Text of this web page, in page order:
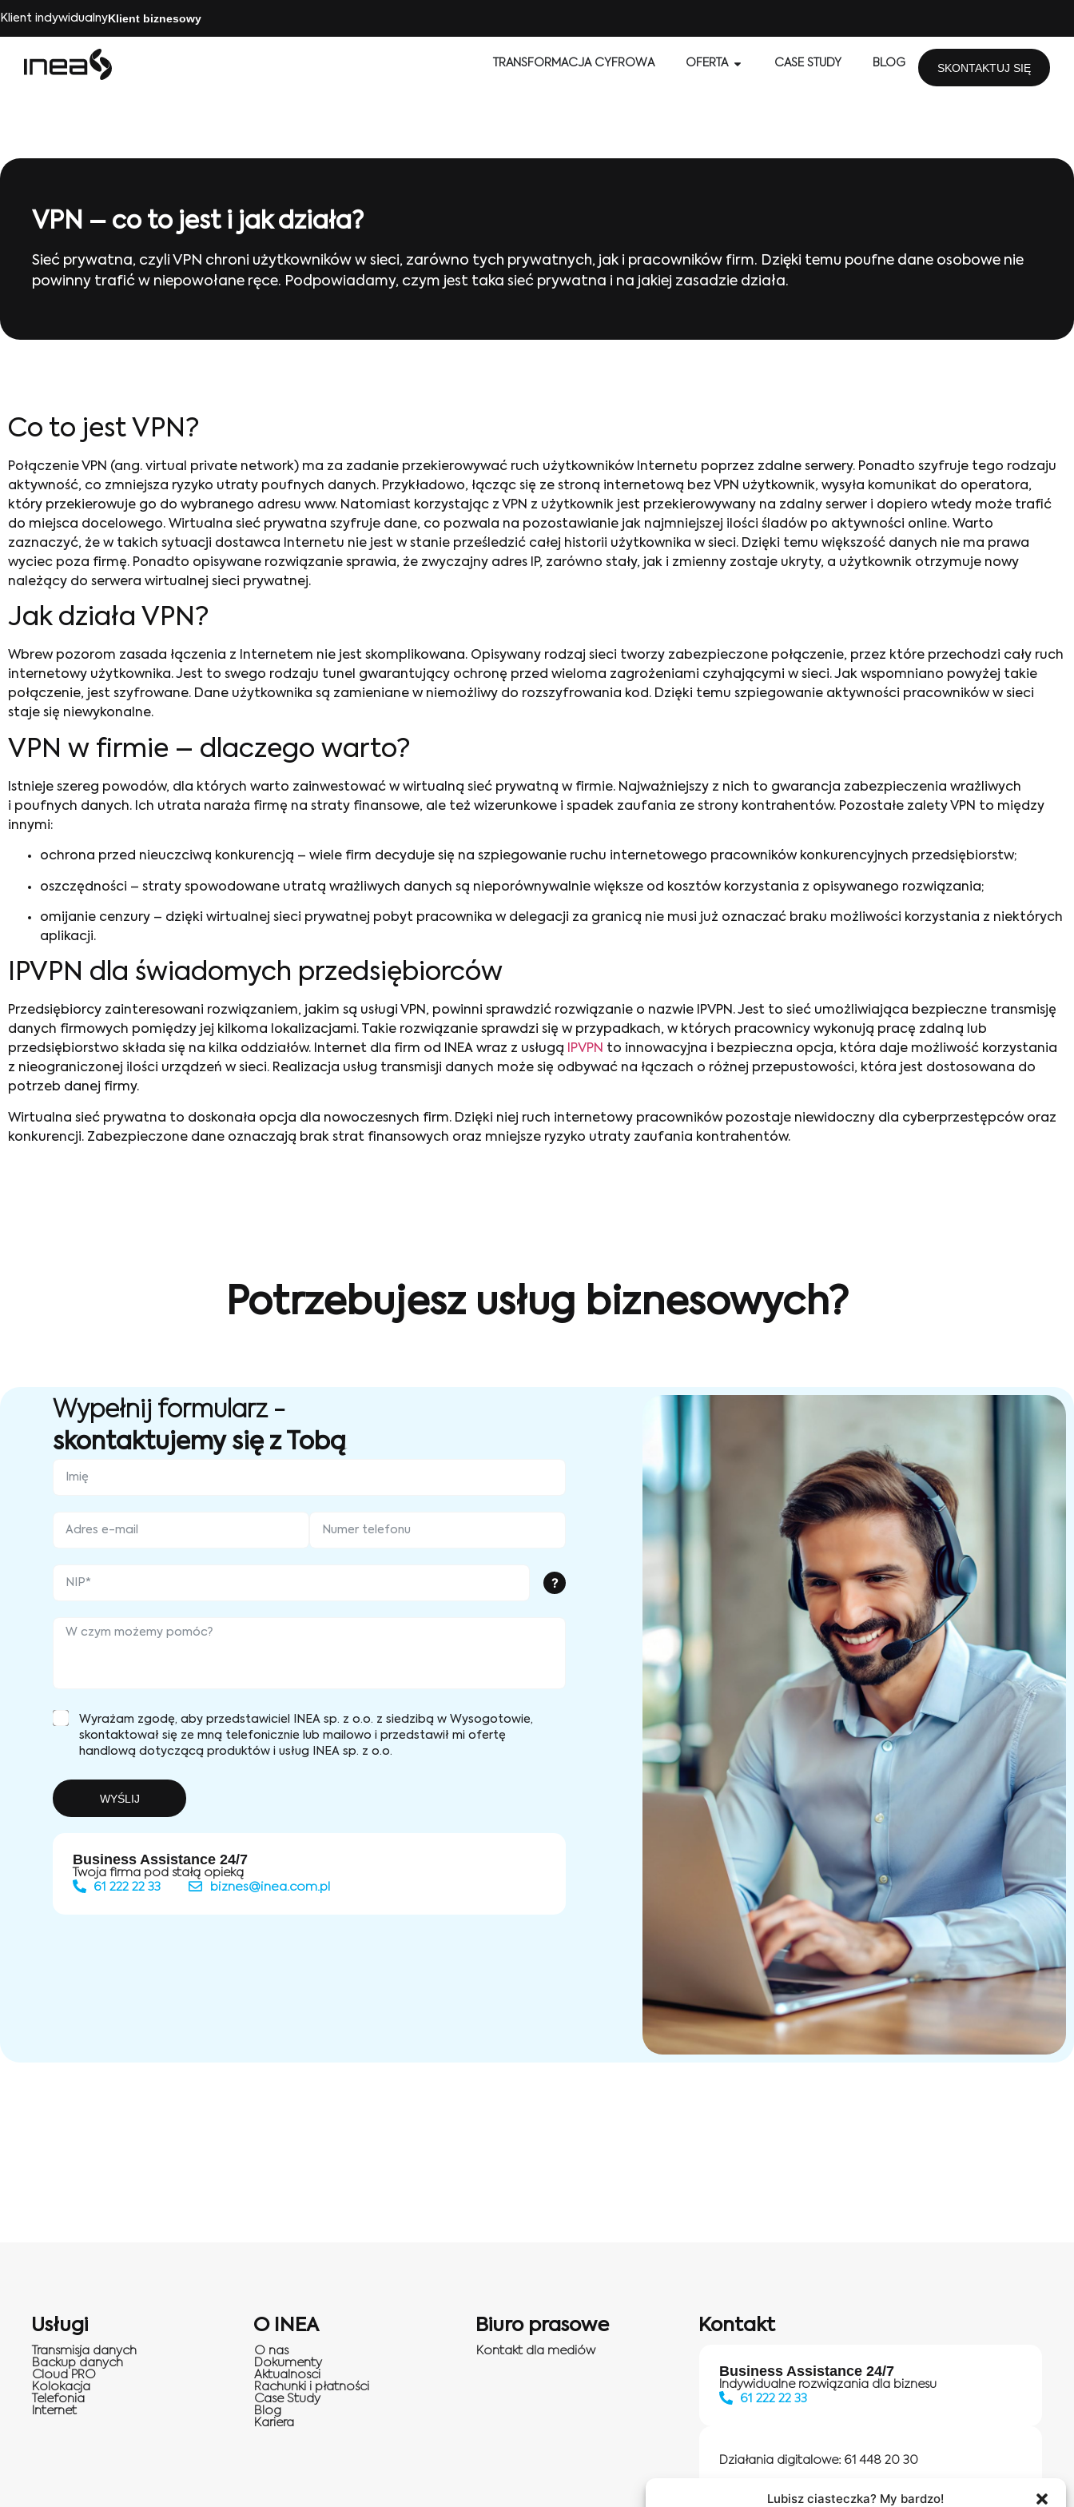
Lubisz ciasteczka? My bardzo!
Klient indywidualnyKlient biznesowy
TRANSFORMACJA CYFROWA OFERTA CASE STUDY BLOG SKONTAKTUJ SIĘ
VPN – co to jest i jak działa?
Sieć prywatna, czyli VPN chroni użytkowników w sieci, zarówno tych prywatnych, jak i pracowników firm. Dzięki temu poufne dane osobowe nie
powinny trafić w niepowołane ręce. Podpowiadamy, czym jest taka sieć prywatna i na jakiej zasadzie działa.
Co to jest VPN?
Połączenie VPN (ang. virtual private network) ma za zadanie przekierowywać ruch użytkowników Internetu poprzez zdalne serwery. Ponadto szyfruje tego rodzaju
aktywność, co zmniejsza ryzyko utraty poufnych danych. Przykładowo, łącząc się ze stroną internetową bez VPN użytkownik, wysyła komunikat do operatora,
który przekierowuje go do wybranego adresu www. Natomiast korzystając z VPN z użytkownik jest przekierowywany na zdalny serwer i dopiero wtedy może trafić
do miejsca docelowego. Wirtualna sieć prywatna szyfruje dane, co pozwala na pozostawianie jak najmniejszej ilości śladów po aktywności online. Warto
zaznaczyć, że w takich sytuacji dostawca Internetu nie jest w stanie prześledzić całej historii użytkownika w sieci. Dzięki temu większość danych nie ma prawa
wyciec poza firmę. Ponadto opisywane rozwiązanie sprawia, że zwyczajny adres IP, zarówno stały, jak i zmienny zostaje ukryty, a użytkownik otrzymuje nowy
należący do serwera wirtualnej sieci prywatnej.
Jak działa VPN ?
Wbrew pozorom zasada łączenia z Internetem nie jest skomplikowana. Opisywany rodzaj sieci tworzy zabezpieczone połączenie, przez które przechodzi cały ruch
internetowy użytkownika. Jest to swego rodzaju tunel gwarantujący ochronę przed wieloma zagrożeniami czyhającymi w sieci. Jak wspomniano powyżej takie
połączenie, jest szyfrowane. Dane użytkownika są zamieniane w niemożliwy do rozszyfrowania kod. Dzięki temu szpiegowanie aktywności pracowników w sieci
staje się niewykonalne.
VPN w firmie – dlaczego warto?
Istnieje szereg powodów, dla których warto zainwestować w wirtualną sieć prywatną w firmie. Najważniejszy z nich to gwarancja zabezpieczenia wrażliwych
i poufnych danych. Ich utrata naraża firmę na straty finansowe, ale też wizerunkowe i spadek zaufania ze strony kontrahentów. Pozostałe zalety VPN to między
innymi:
ochrona przed nieuczciwą konkurencją – wiele firm decyduje się na szpiegowanie ruchu internetowego pracowników konkurencyjnych przedsiębiorstw;
oszczędności – straty spowodowane utratą wrażliwych danych są nieporównywalnie większe od kosztów korzystania z opisywanego rozwiązania;
omijanie cenzury – dzięki wirtualnej sieci prywatnej pobyt pracownika w delegacji za granicą nie musi już oznaczać braku możliwości korzystania z niektórych
aplikacji.
IPVPN dla świadomych przedsiębiorców
Przedsiębiorcy zainteresowani rozwiązaniem, jakim są usługi VPN, powinni sprawdzić rozwiązanie o nazwie IPVPN. Jest to sieć umożliwiająca bezpieczne transmisję
danych firmowych pomiędzy jej kilkoma lokalizacjami. Takie rozwiązanie sprawdzi się w przypadkach, w których pracownicy wykonują pracę zdalną lub
przedsiębiorstwo składa się na kilka oddziałów. Internet dla firm od INEA wraz z usługą IPVPN to innowacyjna i bezpieczna opcja, która daje możliwość korzystania
z nieograniczonej ilości urządzeń w sieci. Realizacja usług transmisji danych może się odbywać na łączach o różnej przepustowości, która jest dostosowana do
potrzeb danej firmy.
Wirtualna sieć prywatna to doskonała opcja dla nowoczesnych firm. Dzięki niej ruch internetowy pracowników pozostaje niewidoczny dla cyberprzestępców oraz
konkurencji. Zabezpieczone dane oznaczają brak strat finansowych oraz mniejsze ryzyko utraty zaufania kontrahentów.
Potrzebujesz usług biznesowych?
Wypełnij formularz -
skontaktujemy się z Tobą
?
Wyrażam zgodę, aby przedstawiciel INEA sp. z o.o. z siedzibą w Wysogotowie,
skontaktował się ze mną telefonicznie lub mailowo i przedstawił mi ofertę
handlową dotyczącą produktów i usług INEA sp. z o.o.
WYŚLIJ
Business Assistance 24/7
Twoja firma pod stałą opieką
61 222 22 33
biznes@inea.com.pl
Usługi
Transmisja danych
Backup danych
Cloud PRO
Kolokacja
Telefonia
Internet
O INEA
O nas
Dokumenty
Aktualnosci
Rachunki i płatności
Case Study
Blog
Kariera
Biuro prasowe
Kontakt dla mediów
Kontakt
Business Assistance 24/7
Indywidualne rozwiązania dla biznesu
61 222 22 33
Działania digitalowe: 61 448 20 30